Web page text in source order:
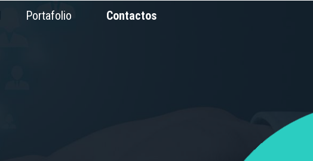
Portafolio Contactos